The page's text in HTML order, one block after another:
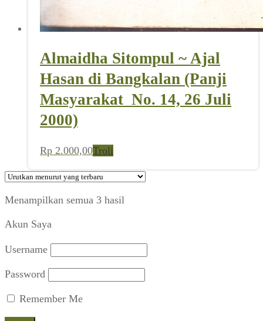
Almaidha Sitompul ~ Ajal
Hasan di Bangkalan (Panji
Masyarakat_No. 14, 26 Juli
2000)
Rp 2.000,00Troli
Menampilkan semua 3 hasil
Akun Saya
Username
Password
Remember Me